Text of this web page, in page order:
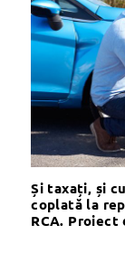
Și taxați, și
coplată la
RCA. Proiect